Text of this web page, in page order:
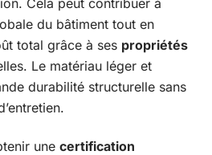
du bâtiment tout en
total grâce à ses propriétés
Le matériau léger et
durabilité structurelle sans
une certification